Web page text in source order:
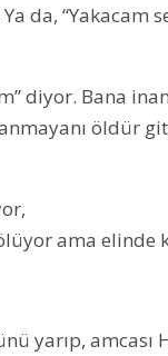
da,
diyor. Bana
öldür
ama elinde
yarıp,